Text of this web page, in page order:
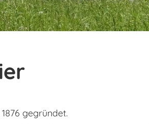
gegründet.